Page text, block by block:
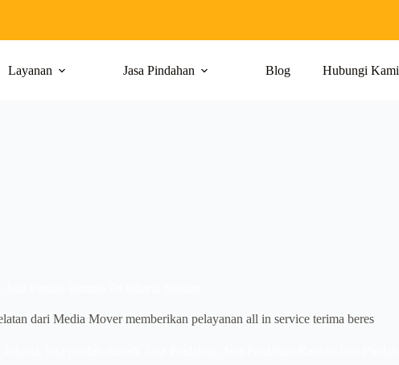
Layanan Jasa Pindahan Blog Hubungi Kami
dari Media Mover memberikan pelayanan all in service terima beres